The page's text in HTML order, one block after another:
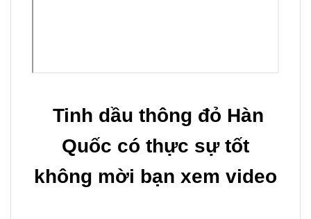
Tinh dầu thông đỏ Hàn
Quốc có thực sự tốt
không mời bạn xem video